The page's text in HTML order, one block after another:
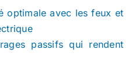
optimale avec les feux et
passifs qui rendent